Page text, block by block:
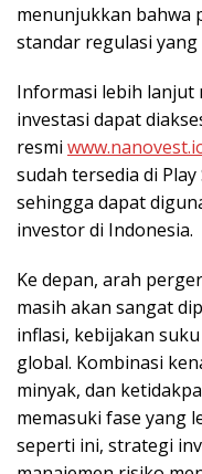
menunjukkan bahwa
standar regulasi
Informasi lebih lanjut
investasi dapat
resmi
sudah tersedia di
sehingga dapat
investor di Indonesia.
Ke depan, arah
masih akan sangat
inflasi, kebijakan
global. Kombinasi
minyak, dan
memasuki fase yang
seperti ini, strategi